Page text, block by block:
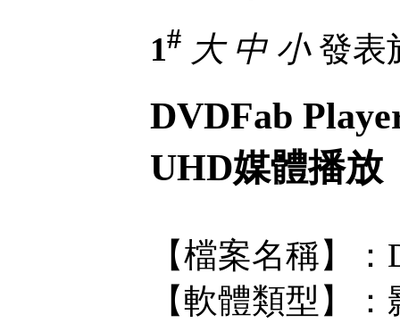
1# 大 中 小發表
DVDFab
UHD媒體播放
【檔案名稱】
【軟體類型】